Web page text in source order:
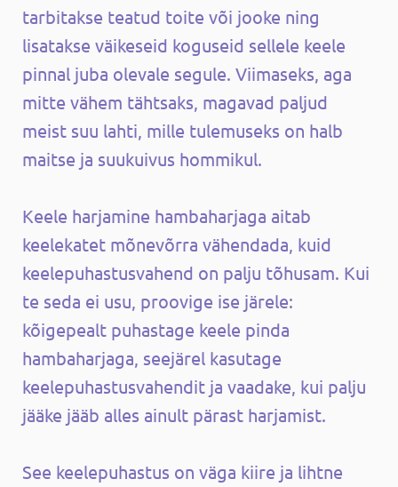
tarbitakse teatud toite või jooke ning
lisatakse väikeseid koguseid sellele keele
pinnal juba olevale segule. Viimaseks, aga
mitte vähem tähtsaks, magavad paljud
meist suu lahti, mille tulemuseks on halb
maitse ja suukuivus hommikul.
Keele harjamine hambaharjaga aitab
keelekatet mõnevõrra vähendada, kuid
keelepuhastusvahend on palju tõhusam. Kui
te seda ei usu, proovige ise järele:
kõigepealt puhastage keele pinda
hambaharjaga, seejärel kasutage
keelepuhastusvahendit ja vaadake, kui palju
jääke jääb alles ainult pärast harjamist.
See keelepuhastus on väga kiire ja lihtne